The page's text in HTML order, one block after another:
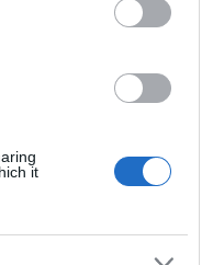
it
των
τα ΦΕΚ ούτε αυτά
μπράβο! Να κάνετε
τον χαρακτήρισε